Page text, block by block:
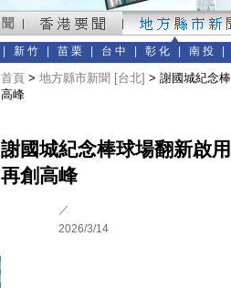
新竹 苗栗 台中 彰化 南投
首頁 > 地方縣市新聞 [台北] > 謝國城紀念
高峰
謝國城紀念棒球場翻新啟
再創高峰
／
2026/3/14